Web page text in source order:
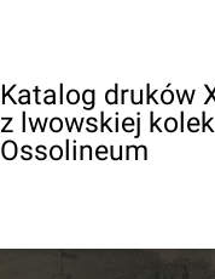
Katalog druków
z lwowskiej
Ossolineum